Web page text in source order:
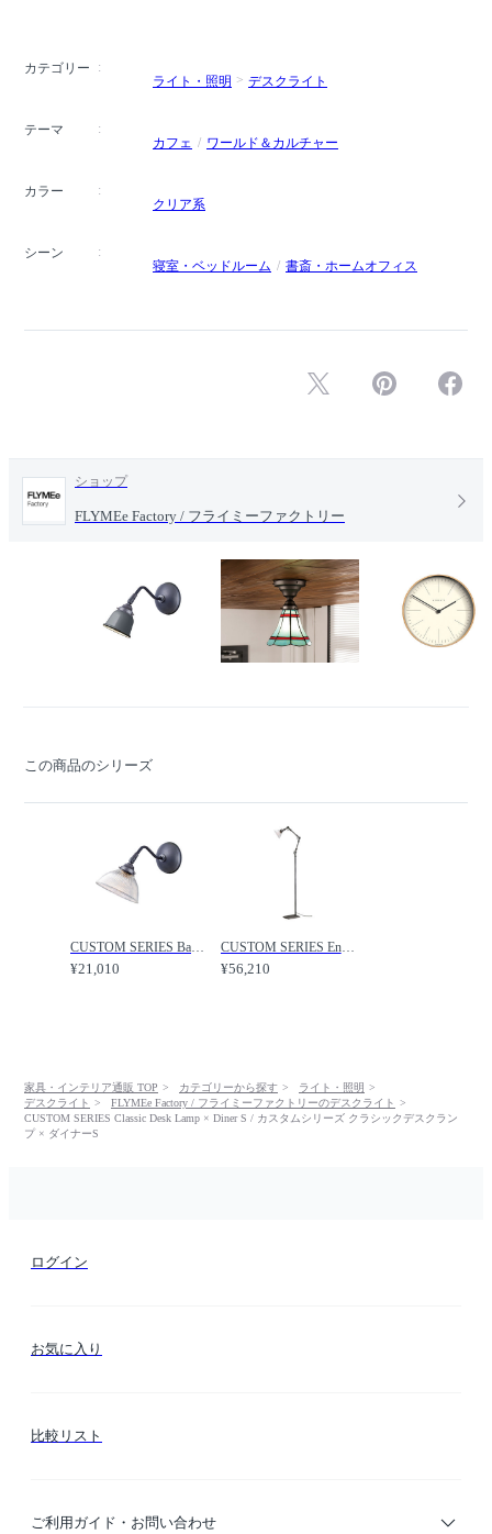
カテゴリー
ライト・照明
デスクライト
テーマ
カフェ
ワールド＆カルチャー
カラー
クリア系
シーン
寝室・ベッドルーム
書斎・ホームオフィス
ショップ
FLYMEe Factory / フライミーファクトリー
この商品のシリーズ
CUSTOM SERIES Basic Long Wall Lamp S × Diner S / カスタムシリーズ ベーシックロングウォールランプ S × ダイナーS / FLYMEe Factory / フライミーファクトリー
¥21,010
CUSTOM SERIES Engineer Side Floor Lamp × Diner S / カスタムシリーズ エンジニアサイドフロアランプ × ダイナーS / FLYMEe Factory / フライミーファクトリー
¥56,210
家具・インテリア通販 TOP カテゴリーから探す
ライト・照明
デスクライト
FLYMEe Factory / フライミーファクトリーのデスクライト
CUSTOM SERIES Classic Desk Lamp × Diner S / カスタムシリーズ クラシックデスクラン
プ × ダイナーS
ログイン
お気に入り
比較リスト
ご利用ガイド・お問い合わせ